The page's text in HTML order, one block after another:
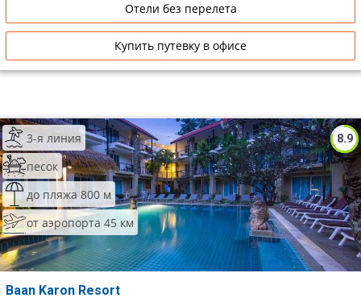
Отели без перелета
Купить путевку в офисе
8.9
3-я линия
песок
до пляжа 800 м
от аэропорта 45 км
Baan Karon Resort